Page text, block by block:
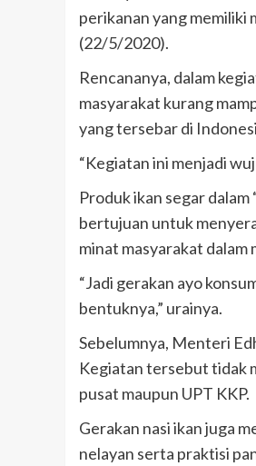
perikanan yang memiliki
(22/5/2020).
Rencananya, dalam
masyarakat kurang
yang tersebar di
“Kegiatan ini menjadi
Produk ikan segar dalam
bertujuan untuk
minat masyarakat dalam
“Jadi gerakan ayo
bentuknya,” urainya.
Sebelumnya, Menteri
Kegiatan tersebut tidak
pusat maupun UPT KKP.
Gerakan nasi ikan juga
nelayan serta praktisi